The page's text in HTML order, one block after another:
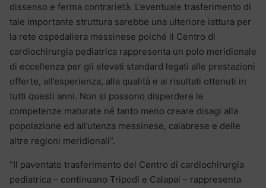
dissenso e ferma contrarietà. L’eventuale trasferimento di
tale importante struttura sarebbe una ulteriore iattura per
la rete ospedaliera messinese poiché il Centro di
cardiochirurgia pediatrica rappresenta un polo meridionale
di eccellenza per gli elevati standard legati alle prestazioni
offerte, all’esperienza, alla qualità e ai risultati ottenuti in
tutti questi anni. Non si possono disperdere le
competenze maturate né tanto meno creare disagi alla
popolazione ed all’utenza messinese, calabrese e delle
altre regioni meridionali”.
“Il paventato trasferimento del Centro di cardiochirurgia
pediatrica – continuano Tripodi e Calapai – rappresenta